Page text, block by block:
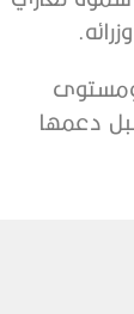
ومستوى
دعمها